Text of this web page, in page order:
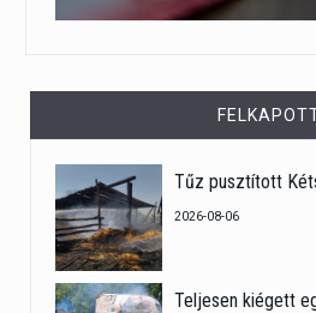
Tűz pusztított
2026-08-06
Teljesen kiégett